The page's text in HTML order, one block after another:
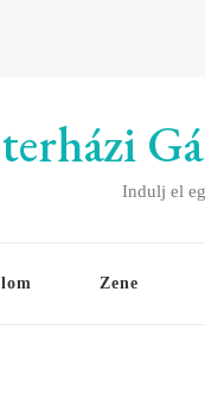
Indulj el
Zene